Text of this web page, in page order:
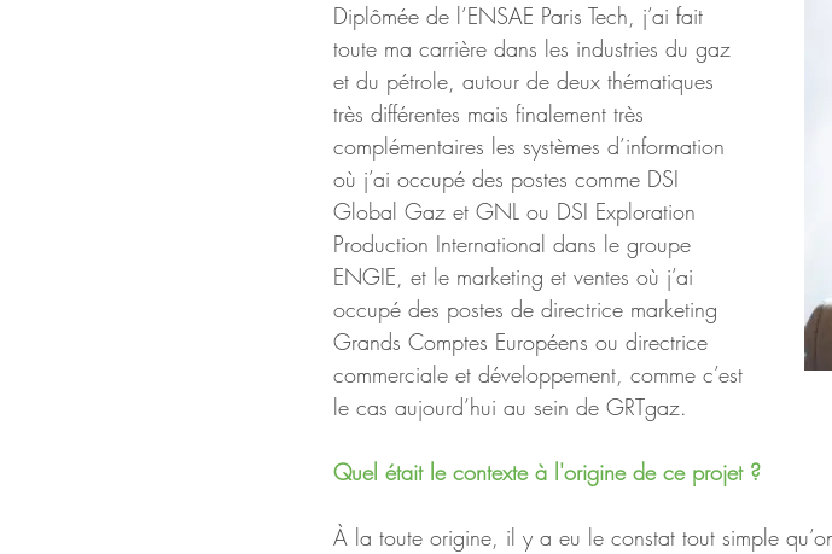
Diplômée de l’ENSAE Paris Tech, j’ai fait
toute ma carrière dans les industries du gaz
et du pétrole, autour de deux thématiques
très différentes mais finalement très
complémentaires les systèmes d’information
où j’ai occupé des postes comme DSI
Global Gaz et GNL ou DSI Exploration
Production International dans le groupe
ENGIE, et le marketing et ventes où j’ai
occupé des postes de directrice marketing
Grands Comptes Européens ou directrice
commerciale et développement, comme c’est
le cas aujourd’hui au sein de GRTgaz.
Quel était le contexte à l'origine de ce projet ?
À la toute origine, il y a eu le constat tout simple